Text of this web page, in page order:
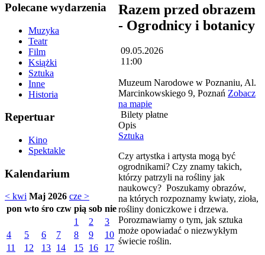
Polecane wydarzenia
Muzyka
Teatr
Film
Książki
Sztuka
Inne
Historia
Repertuar
Kino
Spektakle
Kalendarium
< kwi Maj 2026 cze >
pon wto śro czw pią sob nie
1
2
3
4
5 6 7 8 9
10
11
12 13 14 15 16
17
Razem przed obrazem
- Ogrodnicy i botanicy
09.05.2026
11:00
Muzeum Narodowe w Poznaniu, Al.
Marcinkowskiego 9, Poznań Zobacz
na mapie
Bilety płatne
Opis
Sztuka
Czy artystka i artysta mogą być
ogrodnikami? Czy znamy takich,
którzy patrzyli na rośliny jak
naukowcy? Poszukamy obrazów,
na których rozpoznamy kwiaty, zioła,
rośliny doniczkowe i drzewa.
Porozmawiamy o tym, jak sztuka
może opowiadać o niezwykłym
świecie roślin.